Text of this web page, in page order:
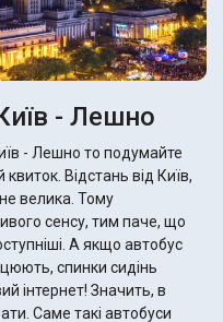
- Лешно
- Лешно то подумайте
Відстань від Київ,
велика. Тому
сенсу, тим паче, що
автобус
спинки сидінь
інтернет! Значить, в
Саме такі автобуси